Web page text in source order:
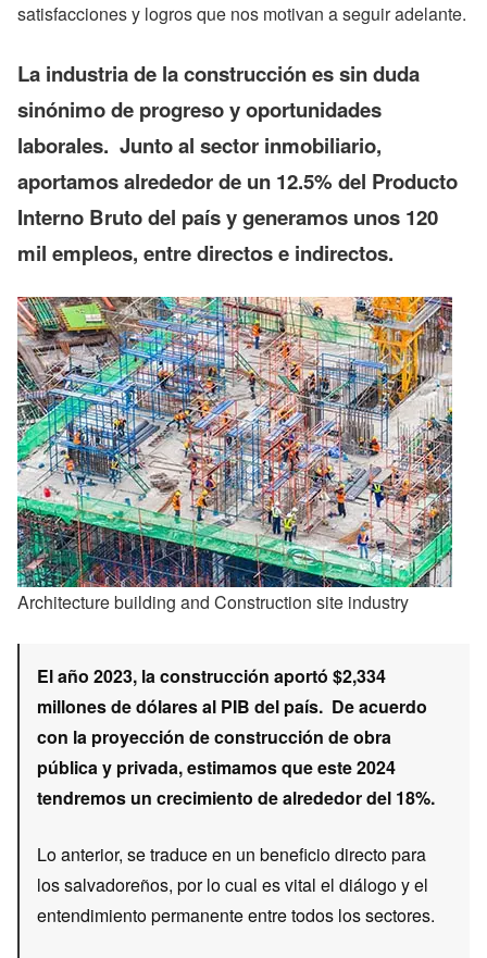
satisfacciones y logros que nos motivan a seguir adelante.
La industria de la construcción es sin duda
sinónimo de progreso y oportunidades
laborales. Junto al sector inmobiliario,
aportamos alrededor de un 12.5% del Producto
Interno Bruto del país y generamos unos 120
mil empleos, entre directos e indirectos.
Architecture building and Construction site industry
El año 2023, la construcción aportó $2,334
millones de dólares al PIB del país. De acuerdo
con la proyección de construcción de obra
pública y privada, estimamos que este 2024
tendremos un crecimiento de alrededor del 18%.
Lo anterior, se traduce en un beneficio directo para
los salvadoreños, por lo cual es vital el diálogo y el
entendimiento permanente entre todos los sectores.